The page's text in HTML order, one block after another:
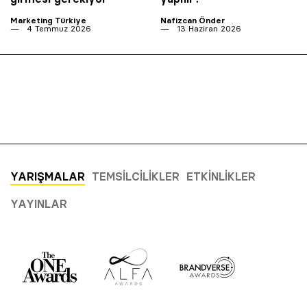
Marketing Türkiye
4 Temmuz 2026
Nafizcan Önder
13 Haziran 2026
YARIŞMALAR TEMSILCILIKLER ETKINLIKLER
YAYINLAR